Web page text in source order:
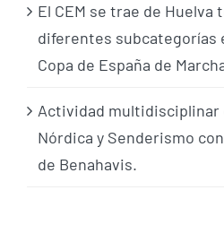
El CEM se trae de Huelva
diferentes subcategorías
Copa de España de
Actividad multidisciplinar
Nórdica y Senderismo
de Benahavis.